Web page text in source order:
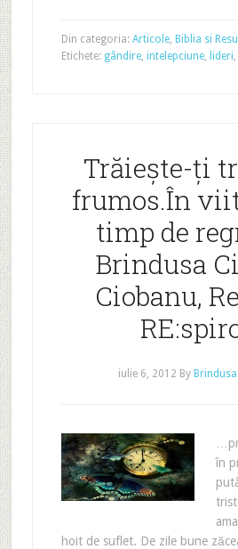
Din categoria: Articole, Biblia si
Etichete: gândire, intelepciune, lideri,
Trăiește-ți
frumos.În
timp de
Brindusa
Ciobanu,
iulie 6, 2012 By
în
hoit de suflet. De zile bune